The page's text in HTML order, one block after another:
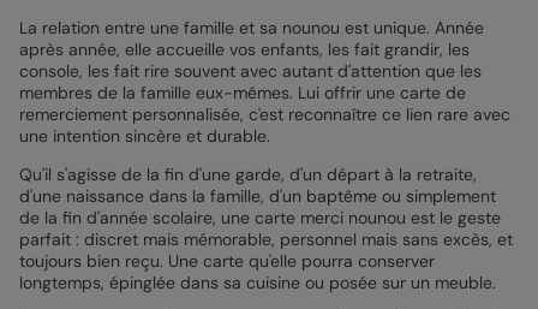
La relation entre une famille et sa nounou est unique. Année
après année, elle accueille vos enfants, les fait grandir, les
console, les fait rire souvent avec autant d'attention que les
membres de la famille eux-mêmes. Lui offrir une carte de
remerciement personnalisée, c'est reconnaître ce lien rare avec
une intention sincère et durable.
Qu'il s'agisse de la fin d'une garde, d'un départ à la retraite,
d'une naissance dans la famille, d'un baptême ou simplement
de la fin d'année scolaire, une carte merci nounou est le geste
parfait : discret mais mémorable, personnel mais sans excès, et
toujours bien reçu. Une carte qu'elle pourra conserver
longtemps, épinglée dans sa cuisine ou posée sur un meuble.